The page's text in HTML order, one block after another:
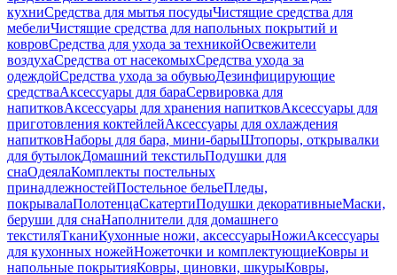
кухниСредства для мытья посудыЧистящие средства для
мебелиЧистящие средства для напольных покрытий и
ковровСредства для ухода за техникойОсвежители
воздухаСредства от насекомыхСредства ухода за
одеждойСредства ухода за обувьюДезинфицирующие
средстваАксессуары для бараСервировка для
напитковАксессуары для хранения напитковАксессуары для
приготовления коктейлейАксессуары для охлаждения
напитковНаборы для бара, мини-барыШтопоры, открывалки
для бутылокДомашний текстильПодушки для
снаОдеялаКомплекты постельных
принадлежностейПостельное бельеПледы,
покрывалаПолотенцаСкатертиПодушки декоративныеМаски,
беруши для снаНаполнители для домашнего
текстиляТканиКухонные ножи, аксессуарыНожиАксессуары
для кухонных ножейНожеточки и комплектующиеКовры и
напольные покрытияКовры, циновки, шкурыКовры,